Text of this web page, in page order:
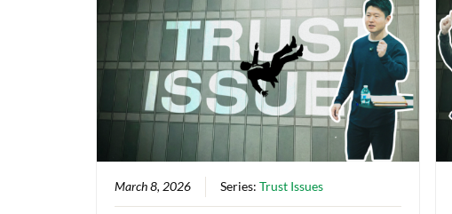
March 8, 2026 Series:Trust Issues